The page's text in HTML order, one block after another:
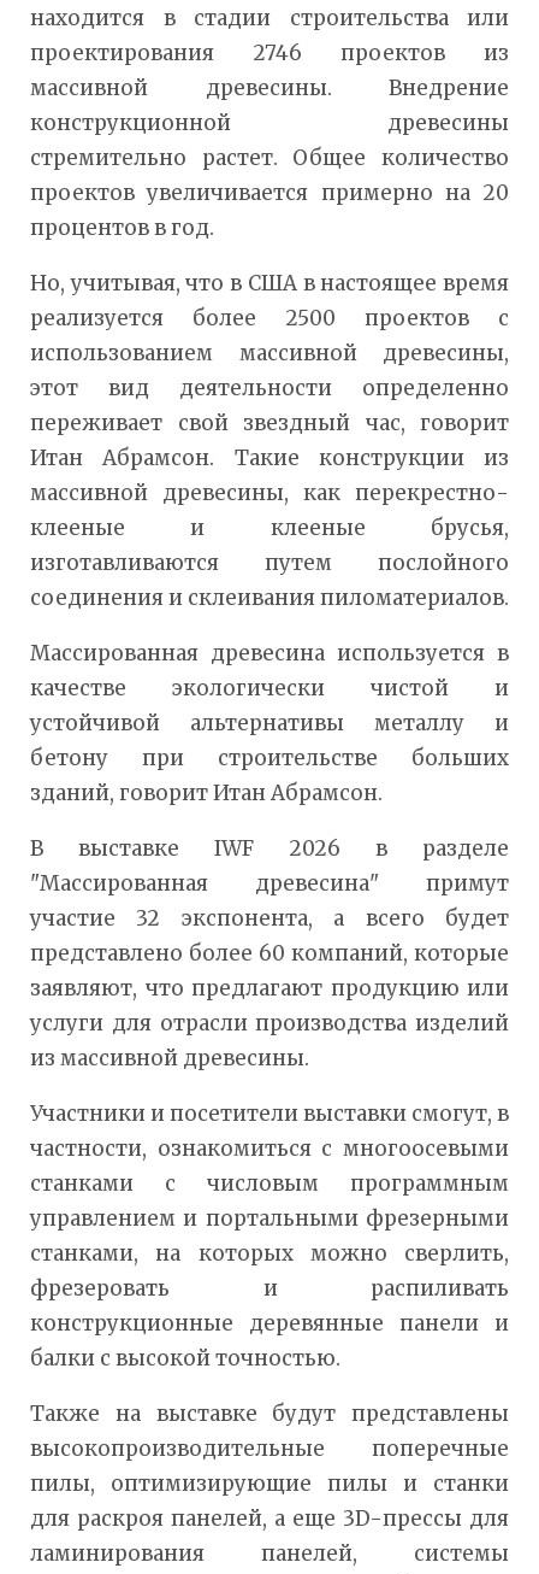
находится в стадии строительства или
проектирования 2746 проектов из
массивной древесины. Внедрение
конструкционной древесины
стремительно растет. Общее количество
проектов увеличивается примерно на 20
процентов в год.
Но, учитывая, что в США в настоящее время
реализуется более 2500 проектов с
использованием массивной древесины,
этот вид деятельности определенно
переживает свой звездный час, говорит
Итан Абрамсон. Такие конструкции из
массивной древесины, как перекрестно-
клееные и клееные брусья,
изготавливаются путем послойного
соединения и склеивания пиломатериалов.
Массированная древесина используется в
качестве экологически чистой и
устойчивой альтернативы металлу и
бетону при строительстве больших
зданий, говорит Итан Абрамсон.
В выставке IWF 2026 в разделе
"Массированная древесина" примут
участие 32 экспонента, а всего будет
представлено более 60 компаний, которые
заявляют, что предлагают продукцию или
услуги для отрасли производства изделий
из массивной древесины.
Участники и посетители выставки смогут, в
частности, ознакомиться с многоосевыми
станками с числовым программным
управлением и портальными фрезерными
станками, на которых можно сверлить,
фрезеровать и распиливать
конструкционные деревянные панели и
балки с высокой точностью.
Также на выставке будут представлены
высокопроизводительные поперечные
пилы, оптимизирующие пилы и станки
для раскроя панелей, а еще 3D-прессы для
ламинирования панелей, системы